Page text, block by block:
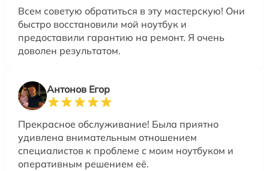
Всем советую обратиться в эту мастерскую! Они
быстро восстановили мой ноутбук и
предоставили гарантию на ремонт. Я очень
доволен результатом.
Антонов Егор
Прекрасное обслуживание! Была приятно
удивлена внимательным отношением
специалистов к проблеме с моим ноутбуком и
оперативным решением её.